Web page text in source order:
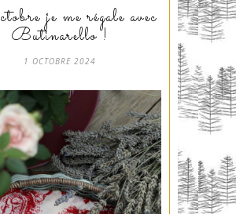
je me régale avec
Butinarello !
1 OCTOBRE 2024